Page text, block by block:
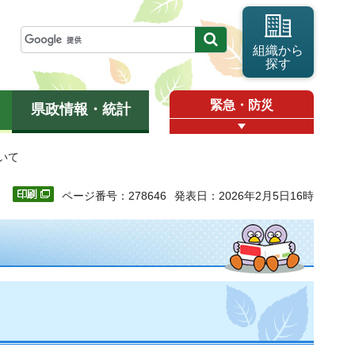
組織から
探す
県政情報・統計 緊急・防災
て
ページ番号：278646 発表日：2026年2月5日16時